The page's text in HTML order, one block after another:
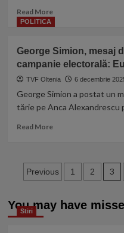
pribegit
proclamă
victoria
în
alegeri.
„Am
tot
în
Read MoreRead
clipului
de
la
Cotroceni
continuă:
Drulă
acuză
hotărâri
POLITICA
George Simion, mesaj
campanie electorală:
TVF Oltenia 6 decembrie
George Simion a postat un
tărie pe Anca Alexandrescu
Read MoreRead
Simion,
mesaj
forță
Paginație
Previous 1 2 3
You may have
Stiri